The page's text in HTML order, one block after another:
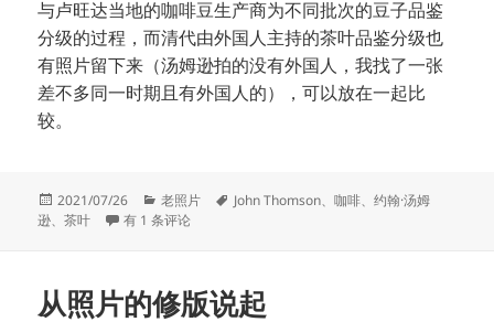
与卢旺达当地的咖啡豆生产商为不同批次的豆子品鉴
分级的过程，而清代由外国人主持的茶叶品鉴分级也
有照片留下来（汤姆逊拍的没有外国人，我找了一张
差不多同一时期且有外国人的），可以放在一起比
较。
发
布
2021/07/26
分
类
老照片
标
John Thomson、咖啡、约翰·汤姆
逊、茶叶 茶叶与咖啡
有 1 条评论
从照片的修版说起